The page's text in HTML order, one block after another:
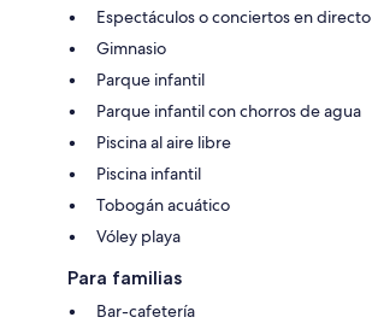
Espectáculos o conciertos en directo
Gimnasio
Parque infantil
Parque infantil con chorros de agua
Piscina al aire libre
Piscina infantil
Tobogán acuático
Vóley playa
Para familias
Bar-cafetería